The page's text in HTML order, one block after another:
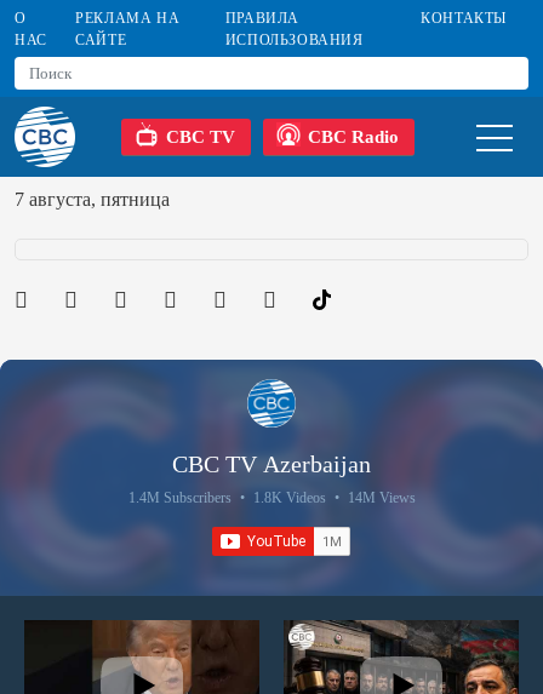
О
НАС
РЕКЛАМА НА
САЙТЕ
ПРАВИЛА
ИСПОЛЬЗОВАНИЯ
КОНТАКТЫ
CBC TV CBC Radio
7 августа, пятница
CBC TV Azerbaijan
1.4M Subscribers • 1.8K Videos • 14M Views